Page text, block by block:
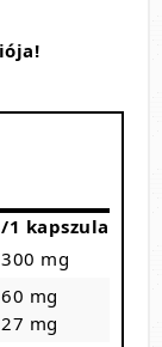
/1 kapszula
300 mg
60 mg
27 mg